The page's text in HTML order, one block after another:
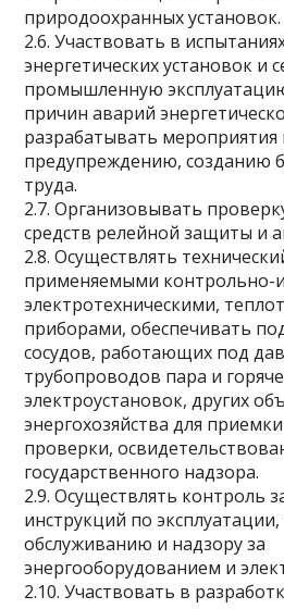
природоохранных установок.
2.6. Участвовать в
энергетических установок и
промышленную
причин аварий
разрабатывать мероприятия
предупреждению, созданию
труда.
2.7. Организовывать
средств релейной защиты и
2.8. Осуществлять
применяемыми контрольно-
электротехническими,
приборами, обеспечивать
сосудов, работающих под
трубопроводов пара и
электроустановок, других
энергохозяйства для
проверки,
государственного надзора.
2.9. Осуществлять контроль
инструкций по
обслуживанию и надзору за
энергооборудованием и
2.10. Участвовать в